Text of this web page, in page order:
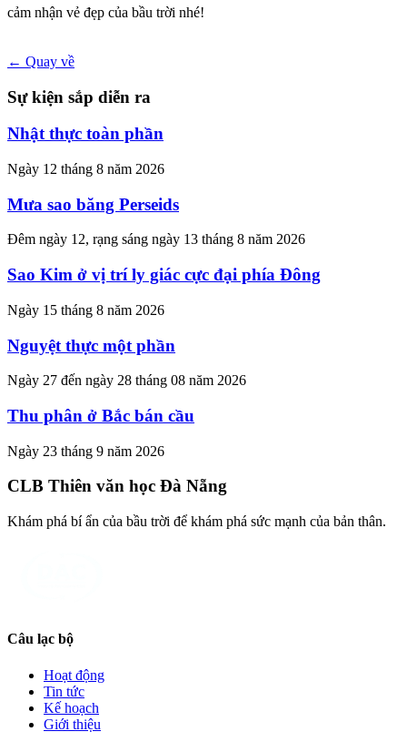
cảm nhận vẻ đẹp của bầu trời nhé!
← Quay về
Sự kiện sắp diễn ra
Nhật thực toàn phần
Ngày 12 tháng 8 năm 2026
Mưa sao băng Perseids
Đêm ngày 12, rạng sáng ngày 13 tháng 8 năm 2026
Sao Kim ở vị trí ly giác cực đại phía Đông
Ngày 15 tháng 8 năm 2026
Nguyệt thực một phần
Ngày 27 đến ngày 28 tháng 08 năm 2026
Thu phân ở Bắc bán cầu
Ngày 23 tháng 9 năm 2026
CLB Thiên văn học Đà Nẵng
Khám phá bí ẩn của bầu trời để khám phá sức mạnh của bản thân.
Câu lạc bộ
Hoạt động
Tin tức
Kế hoạch
Giới thiệu